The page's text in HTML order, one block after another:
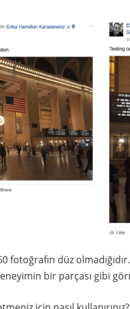
fotoğrafın düz
bir parçası gibi